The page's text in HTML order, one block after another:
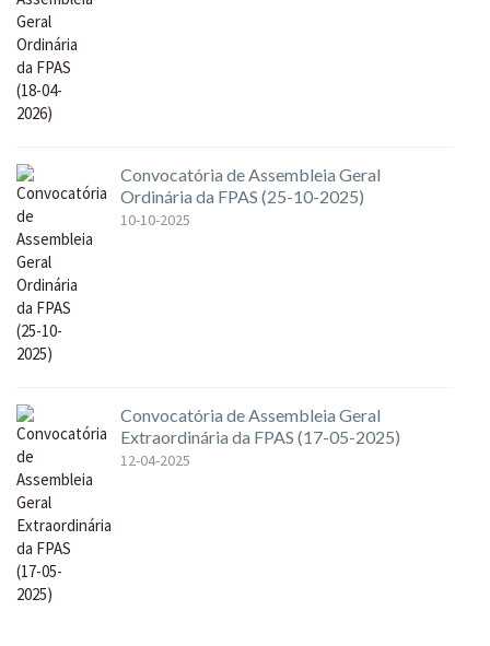
Convocatória de Assembleia Geral
Ordinária da FPAS (25-10-2025)
10-10-2025
Convocatória de Assembleia Geral
Extraordinária da FPAS (17-05-2025)
12-04-2025